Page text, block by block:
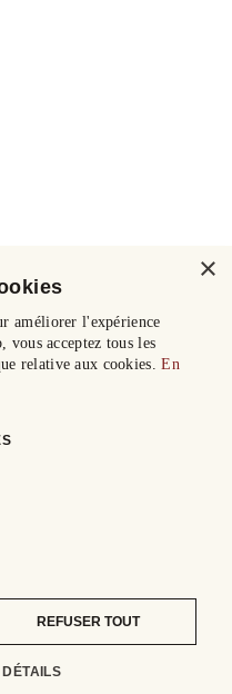
×
améliorer l'expérience
acceptez tous les
relative aux cookies.En
REFUSER TOUT